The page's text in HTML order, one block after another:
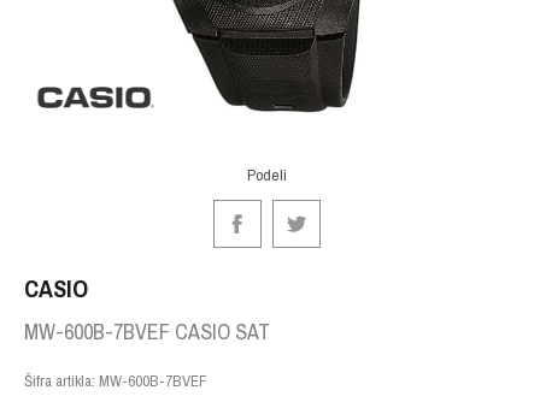
Podeli
CASIO
MW-600B-7BVEF CASIO SAT
Šifra artikla: MW-600B-7BVEF